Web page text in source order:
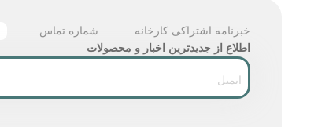
خبرنامه اشتراکی کارخانه شماره تماس
اطلاع از جدیدترین اخبار و محصولات